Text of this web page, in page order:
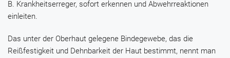
B. Krankheitserreger, sofort erkennen und Abwehrreaktionen
einleiten.
Das unter der Oberhaut gelegene Bindegewebe, das die
Reißfestigkeit und Dehnbarkeit der Haut bestimmt, nennt man